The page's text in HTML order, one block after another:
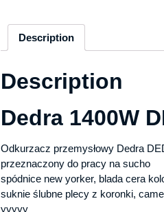
Description
Description
Dedra 1400W
Odkurzacz przemysłowy Dedra
przeznaczony do pracy na sucho
spódnice new yorker, blada cera
suknie ślubne plecy z koronki,
yyyyy